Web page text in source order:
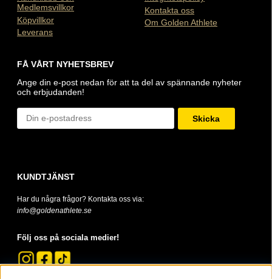
Medlemsvillkor
Köpvillkor
Leverans
Kontakta oss
Om Golden Athlete
FÅ VÅRT NYHETSBREV
Ange din e-post nedan för att ta del av spännande nyheter
och erbjudanden!
Skicka
KUNDTJÄNST
Har du några frågor? Kontakta oss via:
info@goldenathlete.se
Följ oss på sociala medier!